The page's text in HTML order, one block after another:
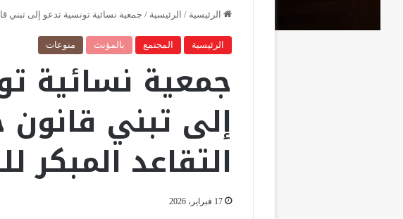
الرئيسية / الرئيسية / جمعية نسائية تونسية تدعو إلى تبني
الرئيسية المجتمع بالمؤنث منوعات
جمعية نسائية
إلى تبني
التقاعد المبكر
17 فبراير، 2026